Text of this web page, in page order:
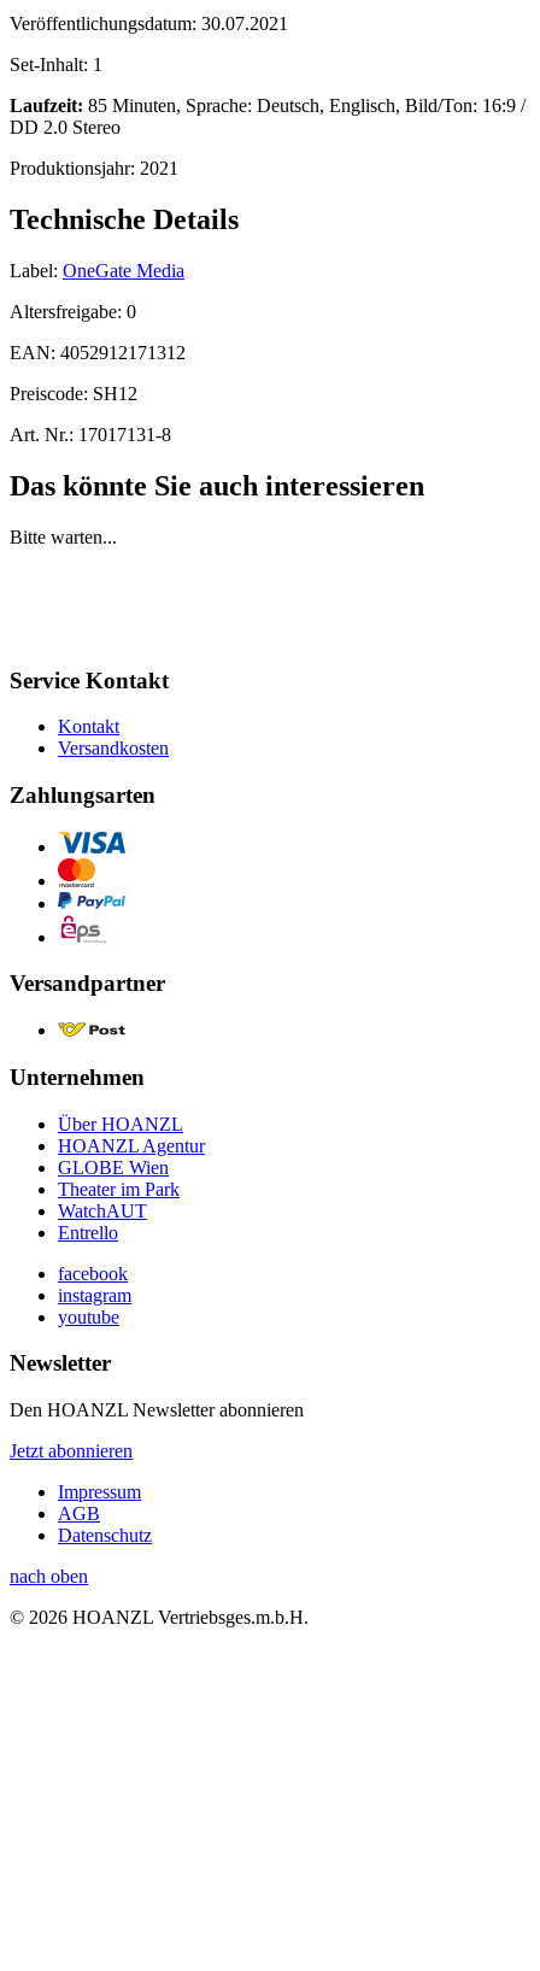
Veröffentlichungsdatum: 30.07.2021
Set-Inhalt: 1
Laufzeit: 85 Minuten, Sprache: Deutsch, Englisch, Bild/Ton: 16:9 /
DD 2.0 Stereo
Produktionsjahr: 2021
Technische Details
Label: OneGate Media
Altersfreigabe: 0
EAN: 4052912171312
Preiscode: SH12
Art. Nr.: 17017131-8
Das könnte Sie auch interessieren
Bitte warten...
Service Kontakt
Kontakt
Versandkosten
Zahlungsarten
Versandpartner
Unternehmen
Über HOANZL
HOANZL Agentur
GLOBE Wien
Theater im Park
WatchAUT
Entrello
facebook
instagram
youtube
Newsletter
Den HOANZL Newsletter abonnieren
Jetzt abonnieren
Impressum
AGB
Datenschutz
nach oben
© 2026 HOANZL Vertriebsges.m.b.H.